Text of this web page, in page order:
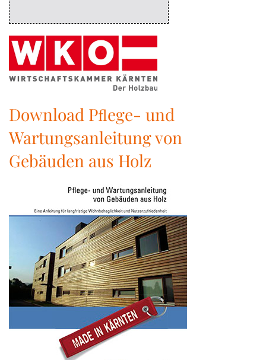
Download Pﬂege- und
Wartungsanleitung von
Gebäuden aus Holz